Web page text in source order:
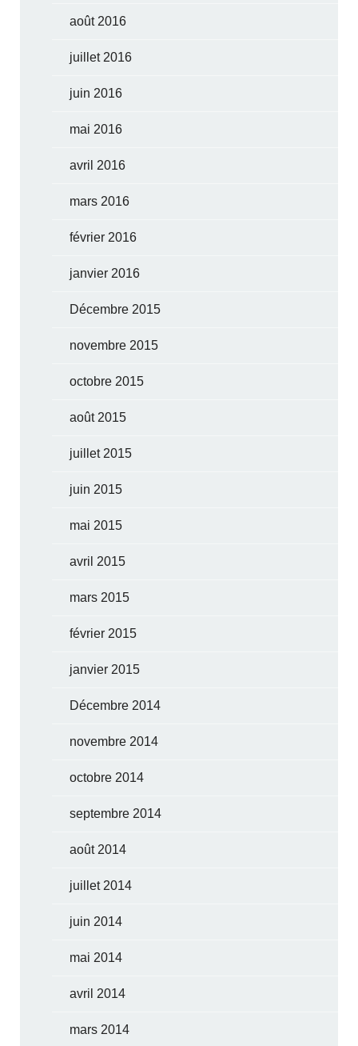
août 2016
juillet 2016
juin 2016
mai 2016
avril 2016
mars 2016
février 2016
janvier 2016
Décembre 2015
novembre 2015
octobre 2015
août 2015
juillet 2015
juin 2015
mai 2015
avril 2015
mars 2015
février 2015
janvier 2015
Décembre 2014
novembre 2014
octobre 2014
septembre 2014
août 2014
juillet 2014
juin 2014
mai 2014
avril 2014
mars 2014